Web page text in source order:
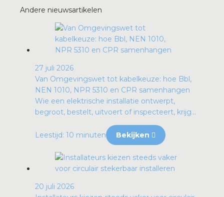
Andere nieuwsartikelen
27 juli 2026
Van Omgevingswet tot kabelkeuze: hoe Bbl,
NEN 1010, NPR 5310 en CPR samenhangen
Wie een elektrische installatie ontwerpt,
begroot, bestelt, uitvoert of inspecteert, krijg...
Leestijd: 10 minuten Bekijken
20 juli 2026